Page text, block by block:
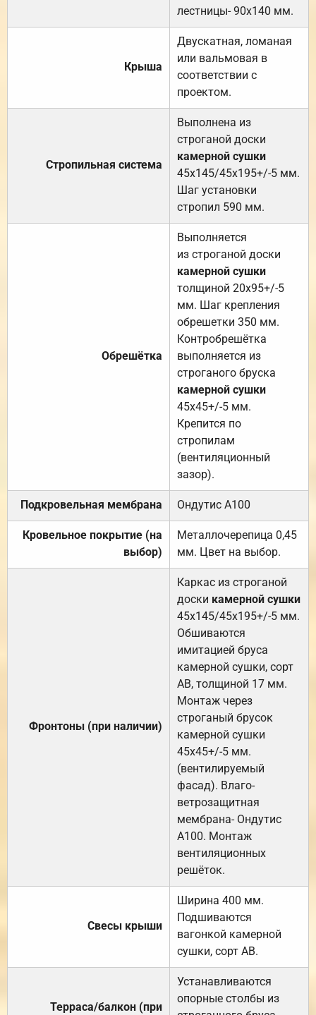
лестницы- 90х140 мм.
Крыша
Двускатная, ломаная
или вальмовая в
соответствии с
проектом.
Стропильная система
Выполнена из
строганой доски
камерной сушки
45х145/45х195+/-5 мм.
Шаг установки
стропил 590 мм.
Обрешётка
Выполняется
из строганой доски
камерной сушки
толщиной 20х95+/-5
мм. Шаг крепления
обрешетки 350 мм.
Контробрешётка
выполняется из
строганого бруска
камерной сушки
45х45+/-5 мм.
Крепится по
стропилам
(вентиляционный
зазор).
Подкровельная мембрана Ондутис А100
Кровельное покрытие (на
выбор)
Металлочерепица 0,45
мм. Цвет на выбор.
Фронтоны (при наличии)
Каркас из строганой
доски камерной сушки
45х145/45х195+/-5 мм.
Обшиваются
имитацией бруса
камерной сушки, сорт
АВ, толщиной 17 мм.
Монтаж через
строганый брусок
камерной сушки
45х45+/-5 мм.
(вентилируемый
фасад). Влаго-
ветрозащитная
мембрана- Ондутис
А100. Монтаж
вентиляционных
решёток.
Свесы крыши
Ширина 400 мм.
Подшиваются
вагонкой камерной
сушки, сорт АВ.
Терраса/балкон (при
Устанавливаются
опорные столбы из